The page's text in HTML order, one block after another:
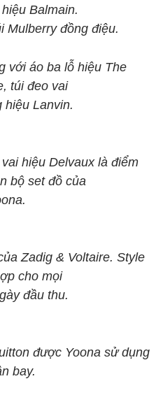
Balmain.
Mulberry đồng điệu.
với áo ba lỗ hiệu The
túi đeo vai
hiệu Lanvin.
hiệu Delvaux là điểm
bộ set đồ của
Zadig & Voltaire. Style
cho mọi
đầu thu.
được Yoona sử dụng
bay.